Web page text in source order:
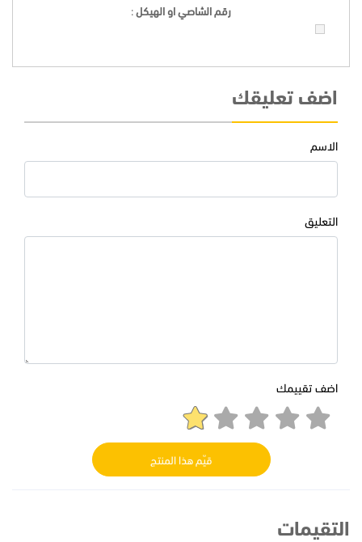
رقم الشاصي او الهيكل:
اضف تعليقك
الاسم
التعليق
اضف تقييمك
قيّم هذا المنتج
التقيمات